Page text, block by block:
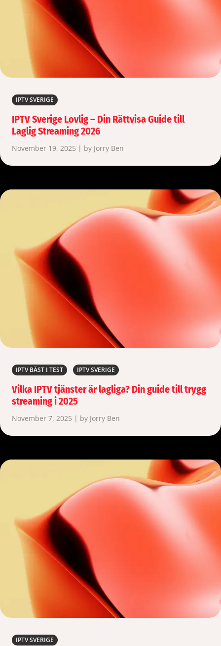
IPTV SVERIGE
IPTV Sverige Lovlig – Din Rättvisa Guide till
Laglig Streaming 2026
November 19, 2025 | by Jorry Ben
IPTV BÄST I TEST IPTV SVERIGE
Vilka IPTV tjänster är lagliga? Din guide till trygg
streaming i 2025
November 7, 2025 | by Jorry Ben
IPTV SVERIGE